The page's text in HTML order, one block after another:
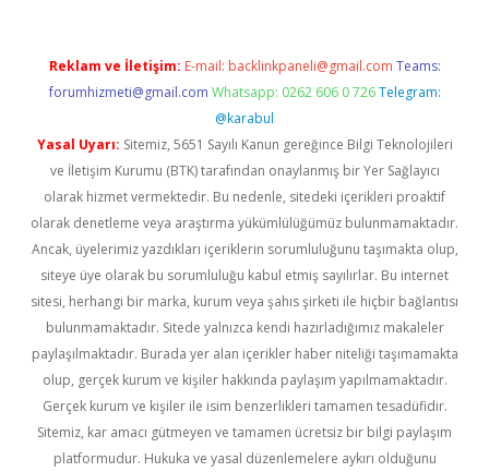
Reklam ve İletişim: E-mail: backlinkpaneli@gmail.com Teams:
forumhizmeti@gmail.com Whatsapp: 0262 606 0 726 Telegram:
@karabul
Yasal Uyarı: Sitemiz, 5651 Sayılı Kanun gereğince Bilgi Teknolojileri
ve İletişim Kurumu (BTK) tarafından onaylanmış bir Yer Sağlayıcı
olarak hizmet vermektedir. Bu nedenle, sitedeki içerikleri proaktif
olarak denetleme veya araştırma yükümlülüğümüz bulunmamaktadır.
Ancak, üyelerimiz yazdıkları içeriklerin sorumluluğunu taşımakta olup,
siteye üye olarak bu sorumluluğu kabul etmiş sayılırlar. Bu internet
sitesi, herhangi bir marka, kurum veya şahıs şirketi ile hiçbir bağlantısı
bulunmamaktadır. Sitede yalnızca kendi hazırladığımız makaleler
paylaşılmaktadır. Burada yer alan içerikler haber niteliği taşımamakta
olup, gerçek kurum ve kişiler hakkında paylaşım yapılmamaktadır.
Gerçek kurum ve kişiler ile isim benzerlikleri tamamen tesadüfidir.
Sitemiz, kar amacı gütmeyen ve tamamen ücretsiz bir bilgi paylaşım
platformudur. Hukuka ve yasal düzenlemelere aykırı olduğunu